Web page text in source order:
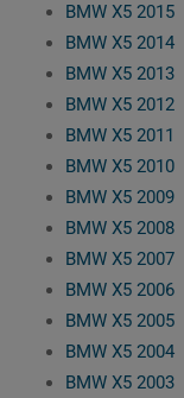
BMW X5 2015
BMW X5 2014
BMW X5 2013
BMW X5 2012
BMW X5 2011
BMW X5 2010
BMW X5 2009
BMW X5 2008
BMW X5 2007
BMW X5 2006
BMW X5 2005
BMW X5 2004
BMW X5 2003